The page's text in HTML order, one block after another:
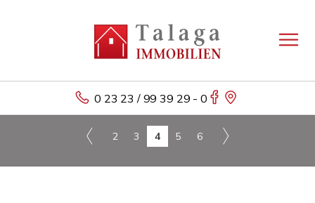
0 23 23 / 99 39 29 - 0
2 3 4 5 6